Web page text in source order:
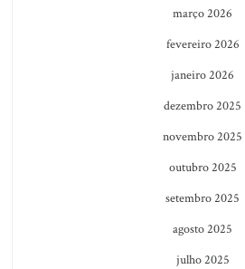
março 2026
fevereiro 2026
janeiro 2026
dezembro 2025
novembro 2025
outubro 2025
setembro 2025
agosto 2025
julho 2025